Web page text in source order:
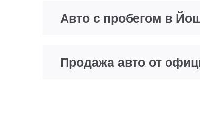
Авто с пробегом в
Продажа авто от